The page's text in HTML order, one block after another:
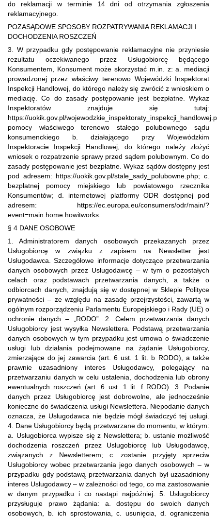
do reklamacji w terminie 14 dni od otrzymania zgłoszenia
reklamacyjnego.
POZASĄDOWE SPOSOBY ROZPATRYWANIA REKLAMACJI I
DOCHODZENIA ROSZCZEŃ
3. W przypadku gdy postępowanie reklamacyjne nie przyniesie
rezultatu oczekiwanego przez Usługobiorcę będącego
Konsumentem, Konsument może skorzystać m.in. z: a. mediacji
prowadzonej przez właściwy terenowo Wojewódzki Inspektorat
Inspekcji Handlowej, do którego należy się zwrócić z wnioskiem o
mediację. Co do zasady postępowanie jest bezpłatne. Wykaz
Inspektoratów znajduje się tutaj:
https://uokik.gov.pl/
pomocy właściwego terenowo stałego polubownego sądu
konsumenckiego b. działającego przy Wojewódzkim
Inspektoracie Inspekcji Handlowej, do którego należy złożyć
wniosek o rozpatrzenie sprawy przed sądem polubownym. Co do
zasady postępowanie jest bezpłatne. Wykaz sądów dostępny jest
pod adresem: https://uokik.gov.pl/stale_sady_polubowne.php; c.
bezpłatnej pomocy miejskiego lub powiatowego rzecznika
Konsumentów; d. internetowej platformy ODR dostępnej pod
adresem: https://ec.europa.eu/consumers/odr/main/?
event=main.home.howitworks.
§ 4 DANE OSOBOWE
1. Administratorem danych osobowych przekazanych przez
Usługobiorcę w związku z zapisem na Newsletter jest
Usługodawca. Szczegółowe informacje dotyczące przetwarzania
danych osobowych przez Usługodawcę – w tym o pozostałych
celach oraz podstawach przetwarzania danych, a także o
odbiorcach danych, znajdują się w dostępnej w Sklepie Polityce
prywatności – ze względu na zasadę przejrzystości, zawartą w
ogólnym rozporządzeniu Parlamentu Europejskiego i Rady (UE) o
ochronie danych – „RODO”. 2. Celem przetwarzania danych
Usługobiorcy jest wysyłka Newslettera. Podstawą przetwarzania
danych osobowych w tym przypadku jest umowa o świadczenie
usługi lub działania podejmowane na żądanie Usługobiorcy,
zmierzające do jej zawarcia (art. 6 ust. 1 lit. b RODO), a także
prawnie uzasadniony interes Usługodawcy, polegający na
przetwarzaniu danych w celu ustalenia, dochodzenia lub obrony
ewentualnych roszczeń (art. 6 ust. 1 lit. f RODO). 3. Podanie
danych przez Usługobiorcę jest dobrowolne, ale jednocześnie
konieczne do świadczenia usługi Newslettera. Niepodanie danych
oznacza, że Usługodawca nie będzie mógł świadczyć tej usługi.
4. Dane Usługobiorcy będą przetwarzane do momentu, w którym:
a. Usługobiorca wypisze się z Newslettera; b. ustanie możliwość
dochodzenia roszczeń przez Usługobiorcę lub Usługodawcę,
związanych z Newsletterem; c. zostanie przyjęty sprzeciw
Usługobiorcy wobec przetwarzania jego danych osobowych – w
przypadku gdy podstawą przetwarzania danych był uzasadniony
interes Usługodawcy – w zależności od tego, co ma zastosowanie
w danym przypadku i co nastąpi najpóźniej. 5. Usługobiorcy
przysługuje prawo żądania: a. dostępu do swoich danych
osobowych, b. ich sprostowania, c. usunięcia, d. ograniczenia